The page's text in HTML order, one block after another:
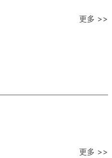
更多 >>
更多 >>